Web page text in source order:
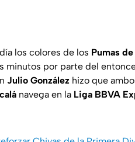
los colores de los Pumas de
minutos por parte del
Julio González hizo que
navega en la Liga BBVA